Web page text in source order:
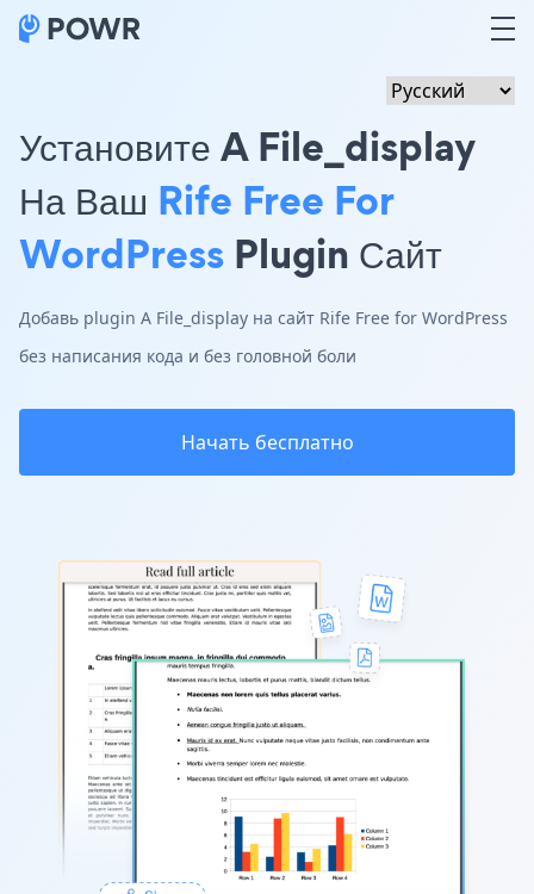
Установите A File_display
На Ваш Rife Free For
WordPress Plugin Сайт
Добавь plugin A File_display на сайт Rife Free for WordPress
без написания кода и без головной боли
Начать бесплатно